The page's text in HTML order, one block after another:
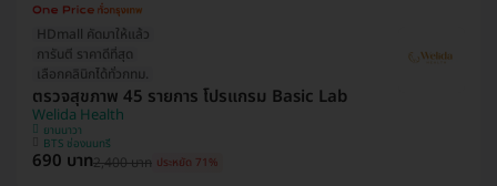
HDmall คัดมาให้แล้ว
การันตี ราคาดีที่สุด
เลือกคลินิกได้ทั่วกทม.
ตรวจสุขภาพ 45 รายการ โปรแกรม Basic Lab
Welida Health
ยานนาวา
BTS ช่องนนทรี
690 บาท2,400 บาท ประหยัด 71%